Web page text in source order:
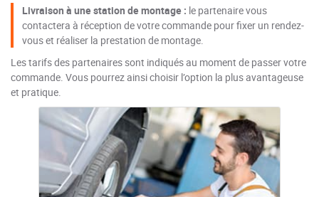
Livraison à une station de montage : le partenaire vous
contactera à réception de votre commande pour fixer un rendez-
vous et réaliser la prestation de montage.
Les tarifs des partenaires sont indiqués au moment de passer votre
commande. Vous pourrez ainsi choisir l’option la plus avantageuse
et pratique.